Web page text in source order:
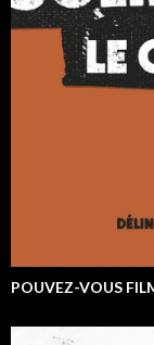
POUVEZ-VOUS